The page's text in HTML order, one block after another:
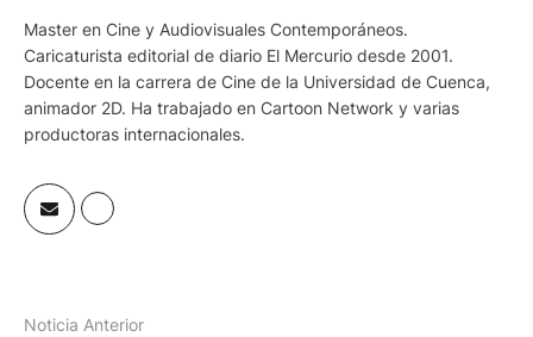
Master en Cine y Audiovisuales Contemporáneos.
Caricaturista editorial de diario El Mercurio desde 2001.
Docente en la carrera de Cine de la Universidad de Cuenca,
animador 2D. Ha trabajado en Cartoon Network y varias
productoras internacionales.
Noticia Anterior